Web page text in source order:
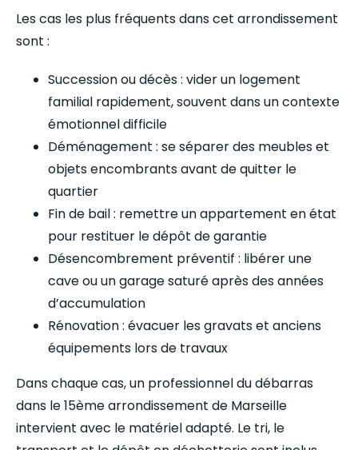
Les cas les plus fréquents dans cet arrondissement
sont :
Succession ou décès : vider un logement
familial rapidement, souvent dans un contexte
émotionnel difficile
Déménagement : se séparer des meubles et
objets encombrants avant de quitter le
quartier
Fin de bail : remettre un appartement en état
pour restituer le dépôt de garantie
Désencombrement préventif : libérer une
cave ou un garage saturé après des années
d’accumulation
Rénovation : évacuer les gravats et anciens
équipements lors de travaux
Dans chaque cas, un professionnel du débarras
dans le 15ème arrondissement de Marseille
intervient avec le matériel adapté. Le tri, le